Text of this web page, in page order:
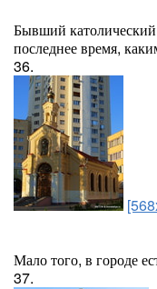
Бывший католический
последнее время,
36.
Мало того, в городе
37.